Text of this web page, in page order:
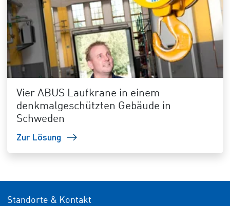
Vier ABUS Laufkrane in einem
denkmalgeschützten Gebäude in
Schweden
Zur Lösung
Standorte & Kontakt